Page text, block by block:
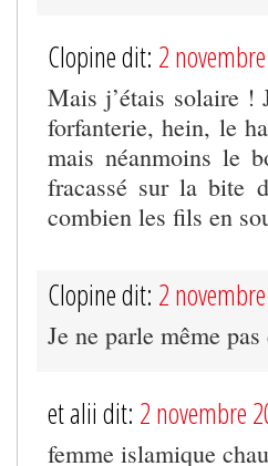
Clopine dit: 2
Mais j’étais solaire !
forfanterie, hein, le
mais néanmoins le
fracassé sur la bite
combien les fils en
Clopine dit: 2
Je ne parle même
et alii dit: 2 novembre
femme islamique